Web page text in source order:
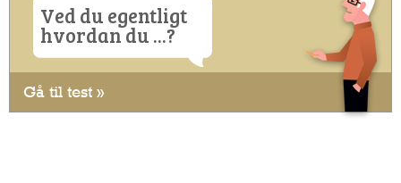
Ved du egentligt
hvordan du ...?
Gå til test »